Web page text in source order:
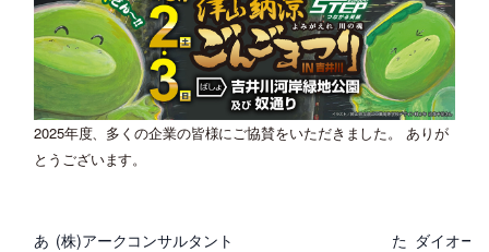
2025年度、多くの企業の皆様にご協賛をいただきました。 ありが
とうございます。
あ (株)アークコンサルタント た ダイオー